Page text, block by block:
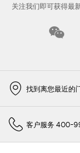
关注我们即可获得最
找到离您最近的
客户服务 400-